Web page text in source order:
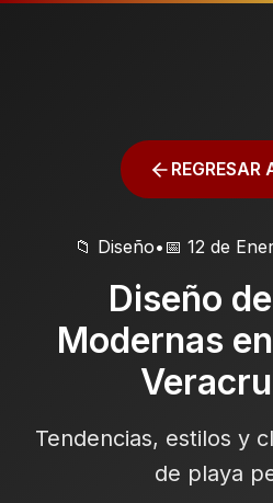
REGRESAR
📁 Diseño• 📅 12 de
Diseño
Modernas
Tendencias, estilos y
de playa